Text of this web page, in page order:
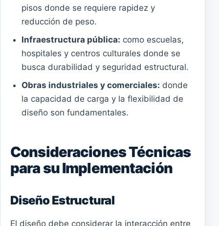
pisos donde se requiere rapidez y
reducción de peso.
Infraestructura pública: como escuelas,
hospitales y centros culturales donde se
busca durabilidad y seguridad estructural.
Obras industriales y comerciales: donde
la capacidad de carga y la flexibilidad de
diseño son fundamentales.
Consideraciones Técnicas
para su Implementación
Diseño Estructural
El diseño debe considerar la interacción entre